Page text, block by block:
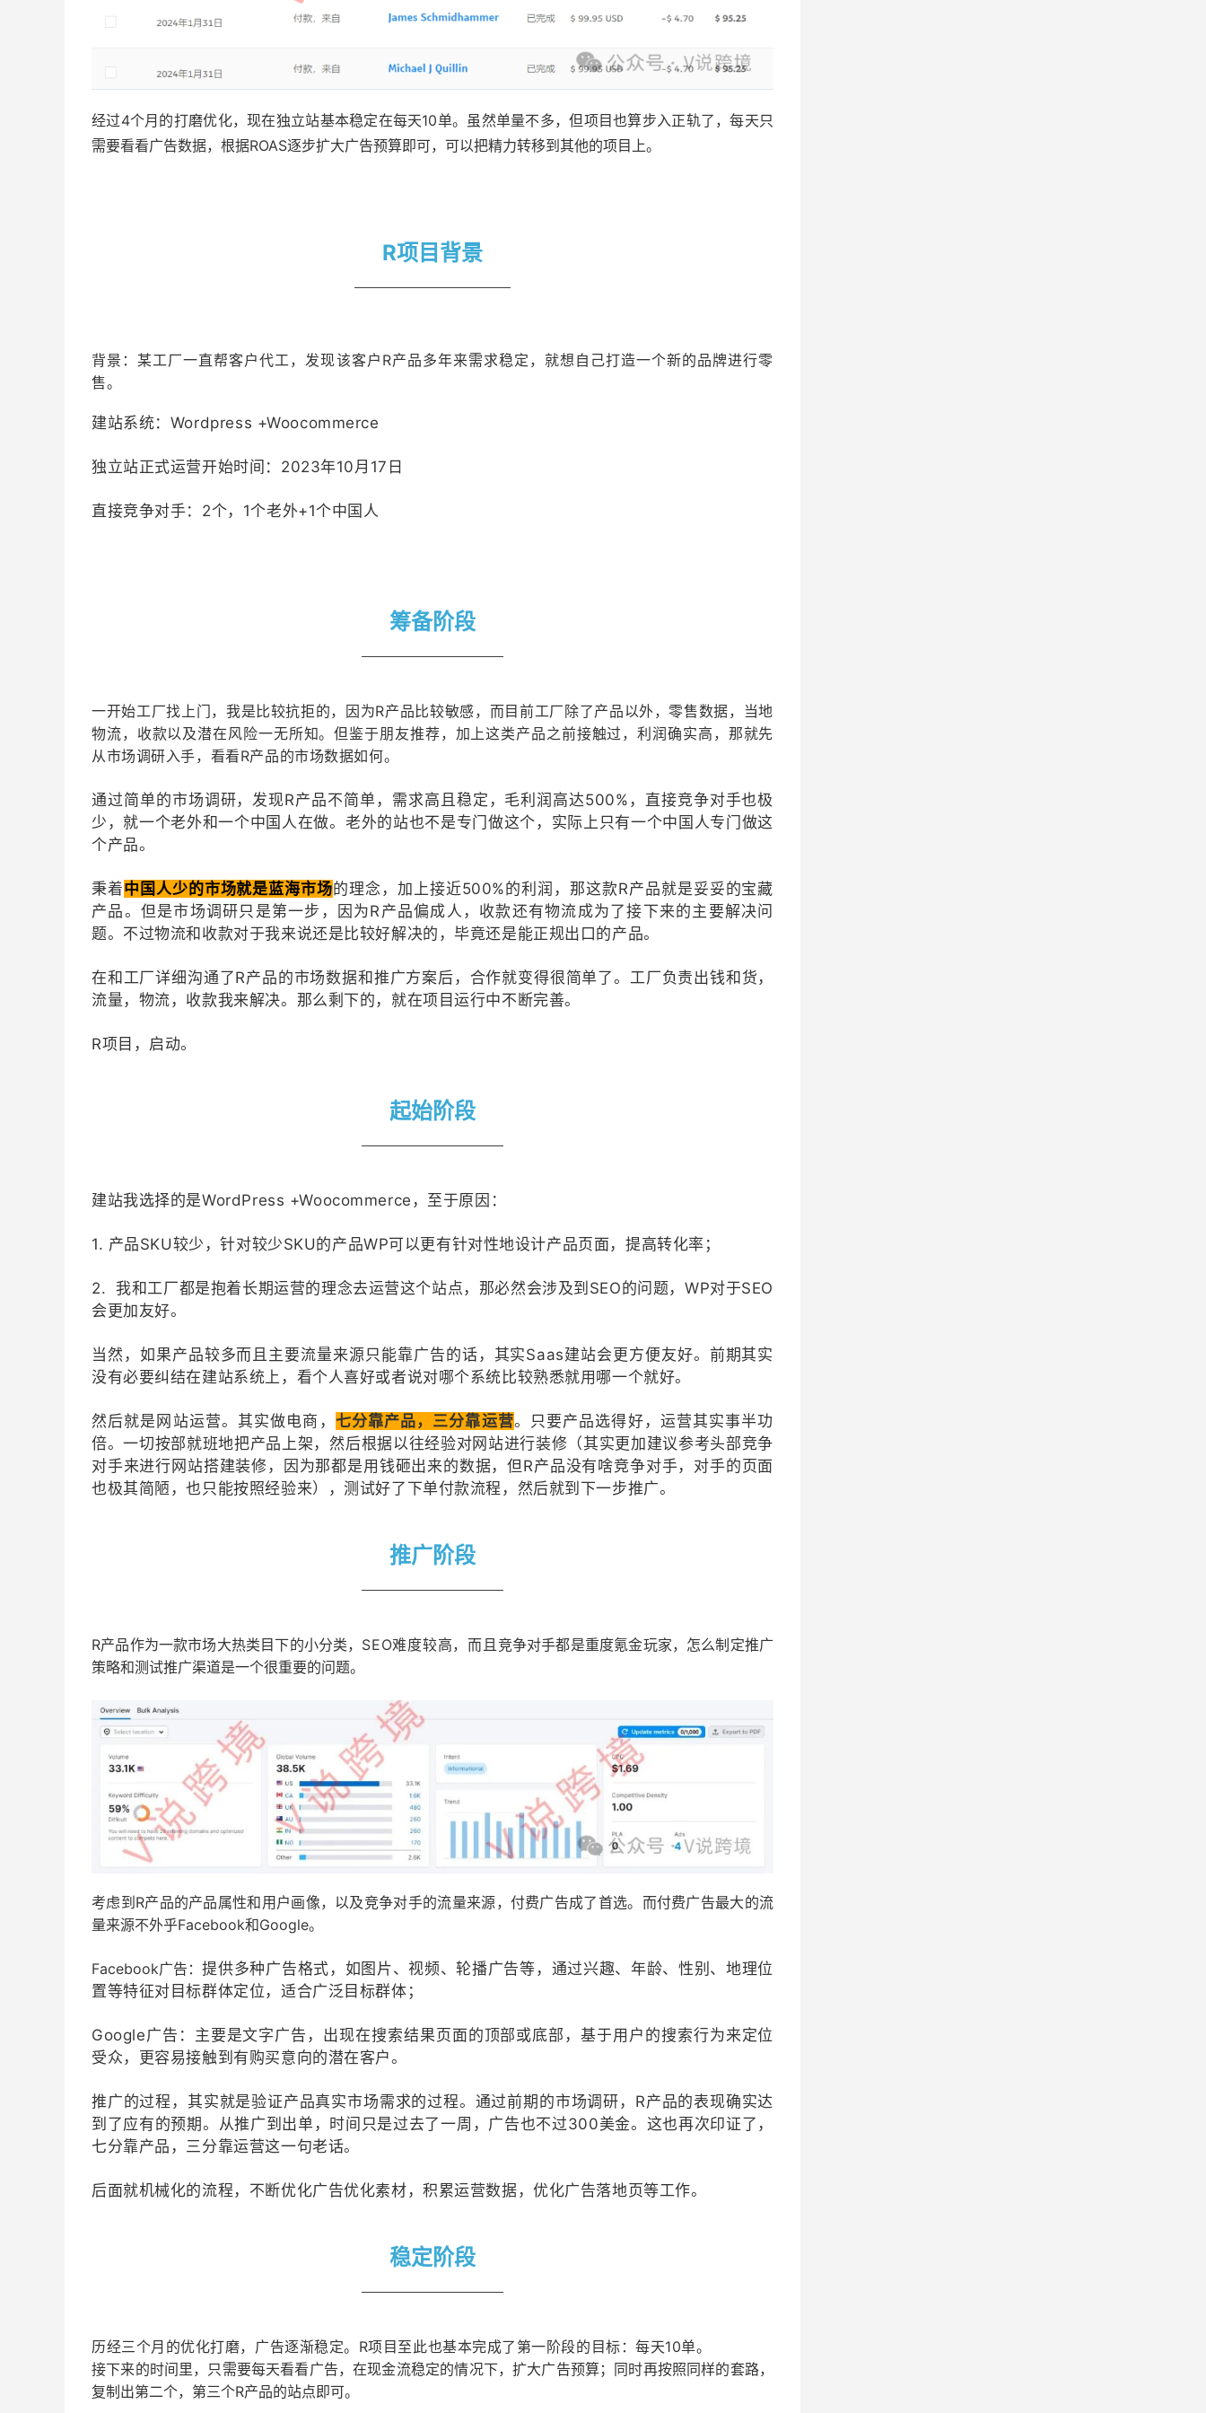
经过4个月的打磨优化，现在独立站基本稳定在每天10单。虽然单量不多，但项目也算步入正轨了，每天只
需要看看广告数据，根据ROAS逐步扩大广告预算即可，可以把精力转移到其他的项目上。
R项目背景
背景： 某工厂一直帮客户代工，发现该客户R产品多年来需求稳定，就想自己打造一个新的品牌进行零
售。
建站系统：Wordpress +Woocommerce
独立站正式运营开始时间：2023年10月17日
直接竞争对手：2个，1个老外+1个中国人
筹备阶段
一开始工厂找上门，我是比较抗拒的，因为R产品比较敏感，而目前工厂除了产品以外，零售数据，当地
物流，收款以及潜在风险一无所知。但鉴于朋友推荐，加上这类产品之前接触过，利润确实高，那就先
从市场调研入手，看看R产品的市场数据如何。
通过简单的市场调研，发现R产品不简单，需求高且稳定，毛利润高达500%，直接竞争对手也极
少，就一个老外和一个中国人在做。老外的站也不是专门做这个，实际上只有一个中国人专门做这
个产品。
秉着中国人少的市场就是蓝海市场的理念，加上接近500%的利润，那这款R产品就是妥妥的宝藏
产品。但是市场调研只是第一步，因为R产品偏成人，收款还有物流成为了接下来的主要解决问
题。不过物流和收款对于我来说还是比较好解决的，毕竟还是能正规出口的产品。
在和工厂详细沟通了R产品的市场数据和推广方案后， 合作就变得很简单了。工厂负责出钱和货，
流量， 物流，收款我来解决。那么剩下的，就在项目运行中不断完善。
R项目，启动。
起始阶段
建站我选择的是WordPress +Woocommerce，至于原因：
1. 产品SKU较少，针对较少SKU的产品WP可以更有针对性地设计产品页面，提高转化率；
2. 我和工厂都是抱着长期运营的理念去运营这个站点，那必然会涉及到SEO的问题，WP对于SEO
会更加友好。
当然，如果产品较多而且主要流量来源只能靠广告的话，其实Saas建站会更方便友好。前期其实
没有必要纠结在建站系统上，看个人喜好或者说对哪个系统比较熟悉就用哪一个就好。
然后就是网站运营。其实做电商， 七分靠产品，三分靠运营。只要产品选得好，运营其实事半功
倍。一切按部就班地把产品上架，然后根据以往经验对网站进行装修（其实更加建议参考头部竞争
对手来进行网站搭建装修，因为那都是用钱砸出来的数据，但R产品没有啥竞争对手，对手的页面
也极其简陋，也只能按照经验来），测试好了下单付款流程，然后就到下一步推广。
推广阶段
R产品作为一款市场大热类目下的小分类， SEO难度较高，而且 竞争对手都是重度氪金玩家，怎么制定推广
策略和测试推广渠道是一个很重要的问题。
考虑到R产品的产品属性和用户画像，以及竞争对手的流量来源，付费广告成了首选。而付费广告最大的流
量来源不外乎Facebook和Google。
Facebook广告：提供多种广告格式，如图片、视频、轮播广告等，通过兴趣、年龄、性别、地理位
置等特征对 目标群体定位，适合广泛目标群体；
Google广告： 主要是文字广告， 出现在搜索结果页面的顶部或底部，基于用户的搜索行为来定位
受众， 更容易接触到有购买意向的潜在客户。
推广的过程，其实就是验证产品真实市场需求的过程。通过前期的市场调研，R产品的表现确实达
到了应有的预期。从推广到出单，时间只是过去了一周，广告也不过300美金。这也再次印证了 ，
七分靠产品，三分靠运营这一句老话。
后面就机械化的流程，不断优化广告优化素材，积累运营数据，优化广告落地页等工作。
稳定阶段
历经三个月的优化打磨，广告逐渐稳定。 R项目至此也基本完成了第一阶段的目标：每天10单。
接下来的时间里，只需要每天看看广告，在现金流稳定的情况下，扩大广告预算；同时再按照同样的套路，
复制出第二个，第三个R产品的站点即可。